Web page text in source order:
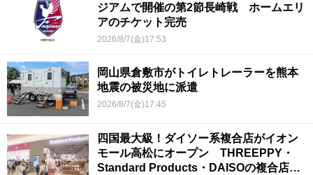
ジアムで開催の第2節長崎戦 ホームエリ
アのチケット完売
2026/8/7(金)17:53
岡山県倉敷市がトイレトレーラーを熊本
地震の被災地に派遣
2026/8/7(金)17:45
四国最大級！ダイソー系複合店がイオン
モール高松にオープン THREEPPY・
Standard Products・DAISOの複合店は